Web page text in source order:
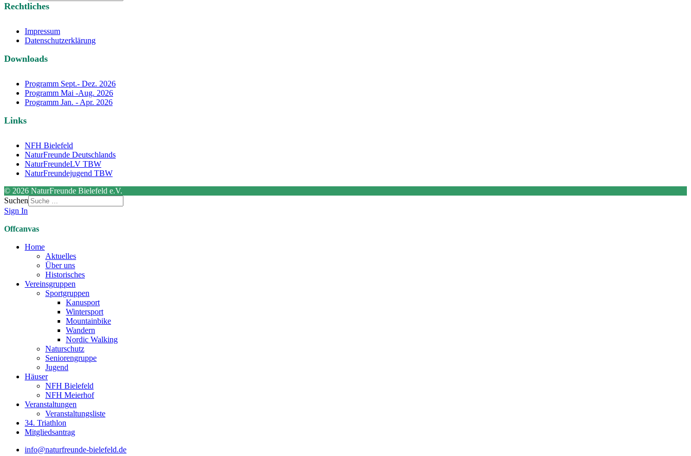
Rechtliches
Impressum
Datenschutzerklärung
Downloads
Programm Sept.- Dez. 2026
Programm Mai -Aug. 2026
Programm Jan. - Apr. 2026
Links
NFH Bielefeld
NaturFreunde Deutschlands
NaturFreundeLV TBW
NaturFreundejugend TBW
© 2026 NaturFreunde Bielefeld e.V.
Suchen
Sign In
Offcanvas
Home
Aktuelles
Über uns
Historisches
Vereinsgruppen
Sportgruppen
Kanusport
Wintersport
Mountainbike
Wandern
Nordic Walking
Naturschutz
Seniorengruppe
Jugend
Häuser
NFH Bielefeld
NFH Meierhof
Veranstaltungen
Veranstaltungsliste
34. Triathlon
Mitgliedsantrag
info@naturfreunde-bielefeld.de